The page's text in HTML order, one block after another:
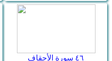
٤٦ سورة الأحقاف